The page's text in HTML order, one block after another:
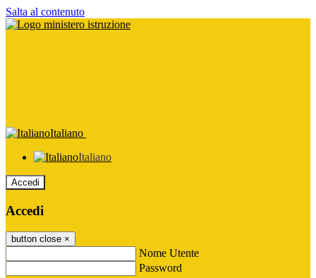
Salta al contenuto
Italiano
Italiano
Accedi
Accedi
button close ×
Nome Utente
Password